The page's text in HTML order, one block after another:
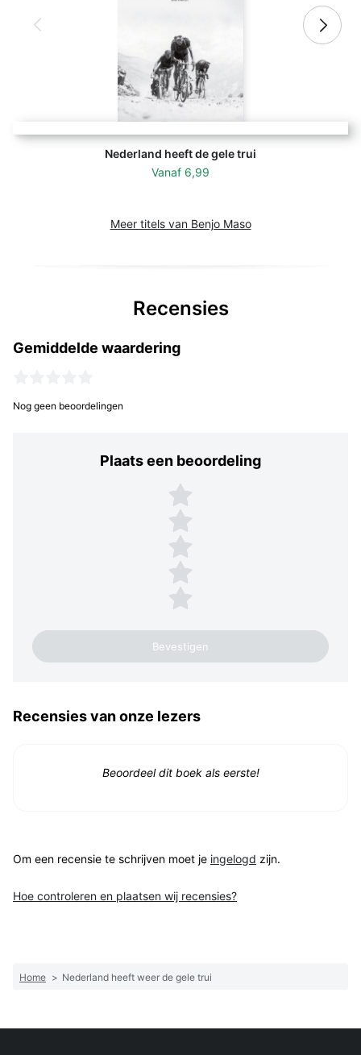
Nederland heeft de gele trui
Vanaf 6,99
Meer titels van Benjo Maso
Recensies
Gemiddelde waardering
Nog geen beoordelingen
Plaats een beoordeling
Plaats een beoordeling
5 sterren
4 sterren
3 sterren
2 sterren
1 ster
Recensies van onze lezers
Beoordeel dit boek als eerste!
Om een recensie te schrijven moet je ingelogd zijn.
Hoe controleren en plaatsen wij recensies?
Home > Nederland heeft weer de gele trui